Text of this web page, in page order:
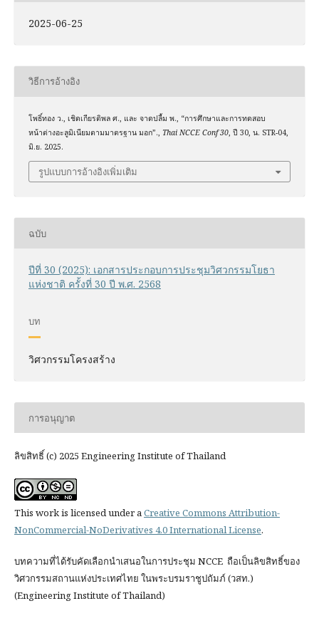
2025-06-25
วิธีการอ้างอิง
โพธิ์ทอง ว., เชิดเกียรติพล ศ., และ จาดปลื้ม พ., “การศึกษาและการทดสอบ
หน้าต่างอะลูมิเนียมตามมาตรฐาน มอก”., Thai NCCE Conf 30, ปี 30, น. STR-04,
มิ.ย. 2025.
รูปแบบการอ้างอิงเพิ่มเติม
ฉบับ
ปีที่ 30 (2025): เอกสารประกอบการประชุมวิศวกรรมโยธา
แห่งชาติ ครั้งที่ 30 ปี พ.ศ. 2568
บท
วิศวกรรมโครงสร้าง
การอนุญาต
ลิขสิทธิ์ (c) 2025 Engineering Institute of Thailand
This work is licensed under aCreative Commons Attribution-
NonCommercial-NoDerivatives 4.0 International License.
บทความที่ได้รับคัดเลือกนำเสนอในการประชุม NCCE ถือเป็นลิขสิทธิ์ของ
วิศวกรรมสถานแห่งประเทศไทย ในพระบรมราชูปถัมภ์ (วสท.)
(Engineering Institute of Thailand)